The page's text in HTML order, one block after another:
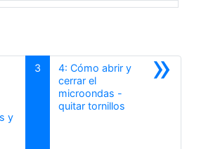
y
3 »
4: Cómo abrir y
cerrar el
microondas -
quitar tornillos